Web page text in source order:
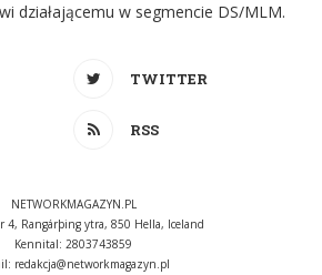
działającemu w segmencie DS/MLM.
TWITTER
RSS
NETWORKMAGAZYN.PL
4, Rangárþing ytra, 850 Hella, Iceland
Kennital: 2803743859
redakcja@networkmagazyn.pl